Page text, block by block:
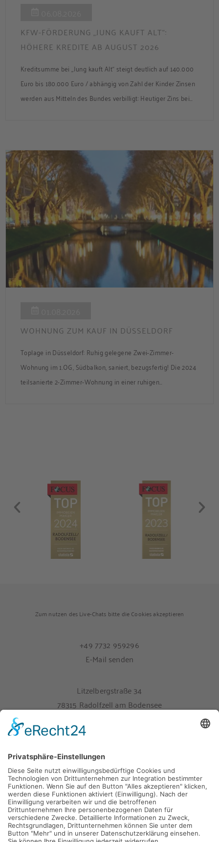
KFW-FÖRDERUNG „JUNG KAUFT ALT“:
HÖHERE KREDITE AB AUGUST 2026
Kreditsumme bei „Jung kauft Alt“ steigt deutlich auf 140.000
Euro bis 180.000 Euro / abhängig von Zahl der Kinder Zinsen
werden aus Mitteln des Bundes verbilligt: Heutiger Zins bei
Förderzusage / Sanierung in Einzelmaßnahmen […]
WOHNUNG ZUM KAUF IN DÜSSELDORF
Toplage in Düsseldorf: Ruhig gelegene Zwei-Zimmer-
Wohnung im 1.OG, Südbalkon, saniert, bezugsfertig! Die 2024
teilsanierte 2-Zimmer-Wohnung in einer ruhigen
Zum nutzen des Live-Chats bitte die Cookies akzeptieren
+49 7732 959296
E-Mail senden
Litzelbergstraße 34
78315 Radolfzell am Bodensee
Melden Sie sich hier für unseren Newsletter an
Impressum
Datenschutz